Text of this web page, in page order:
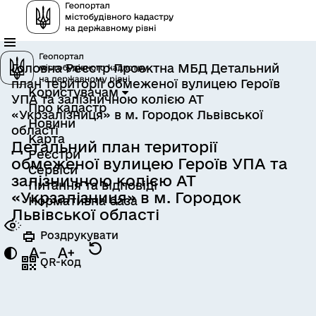
Користувачам
Про кадастр
Новини
Карта
Реєстри
Сервіси
Питання та відповіді
Нормативна база
Головна Реєстр Проектна МБД Детальний
план території обмеженої вулицею Героїв
УПА та залізничною колією АТ
«Укрзалізниця» в м. Городок Львівської
області
Детальний план території
обмеженої вулицею Героїв УПА та
залізничною колією АТ
«Укрзалізниця» в м. Городок
Львівської області
Роздрукувати
QR-код